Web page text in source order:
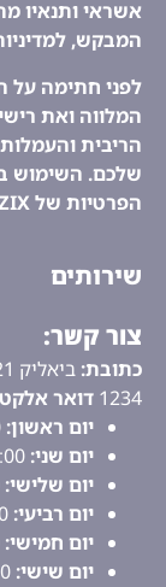
אשראי ותנאיו
המבקש,
לפני חתימה על
המלווה ואת
הריבית
שלכם. השימוש
הפרטיות של ZIX.
שירותים
צור קשר:
כתובת: ביאליק 21, תל אביב-יפו, 6332425
1234 דואר
יום ראשון:
יום שני:
יום שלישי:
יום רביעי:
יום חמישי:
יום שישי: